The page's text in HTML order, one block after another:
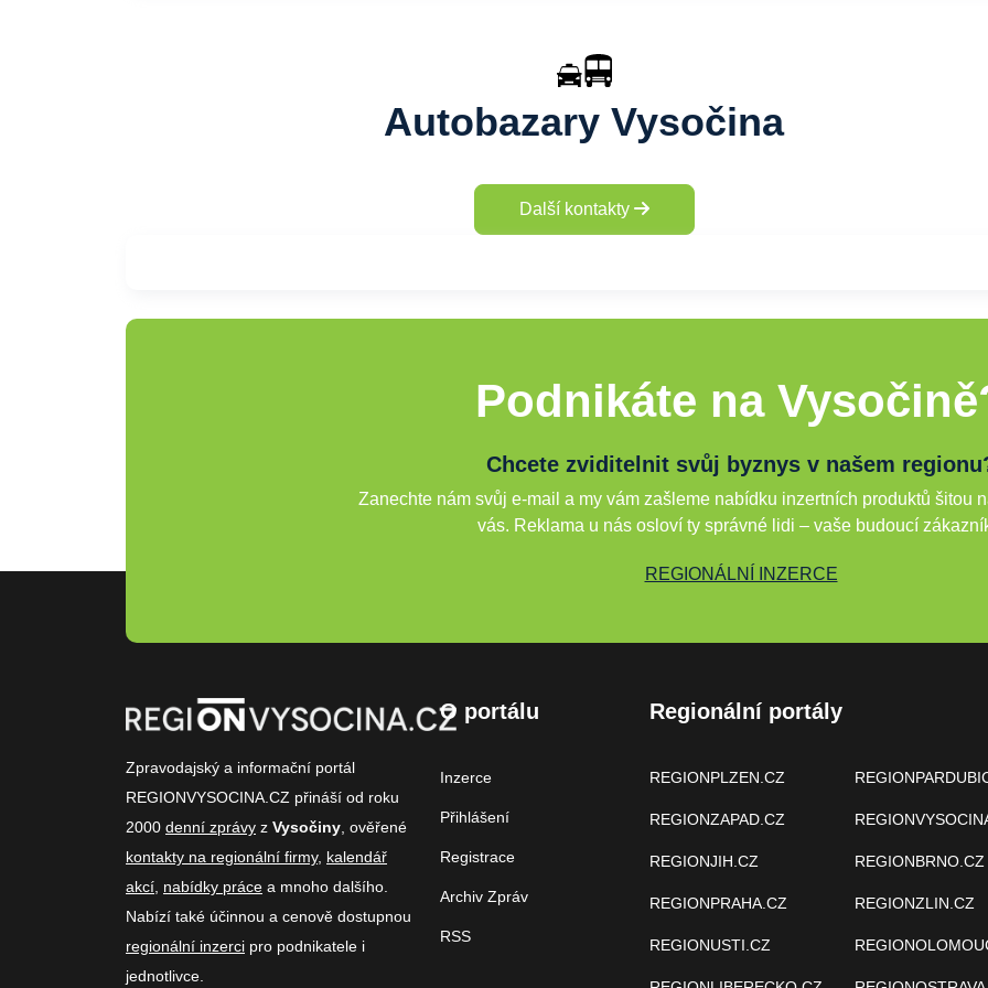
Autobazary Vysočina
Další kontakty
Podnikáte na
Chcete zviditelnit svůj byznys v našem
Zanechte nám svůj e-mail a my vám zašleme nabídku inzertních produktů šitou
vás. Reklama u nás osloví ty správné lidi – vaše budoucí
REGIONÁLNÍ INZERCE
Zpravodajský a informační portál
REGIONVYSOCINA.CZ přináší od roku
2000 denní zprávy z Vysočiny , ověřené
kontakty na regionální firmy, kalendář
akcí nabídky práce a mnoho dalšího.
Nabízí také účinnou a cenově dostupnou
regionální inzerci pro podnikatele i
jednotlivce.
O portálu
Inzerce
Přihlášení
Registrace
Archiv Zpráv
RSS
Regionální portály
REGIONPLZEN.CZ
REGIONZAPAD.CZ
REGIONJIH.CZ
REGIONPRAHA.CZ
REGIONUSTI.CZ
REGIONBRNO.CZ
REGIONZLIN.CZ